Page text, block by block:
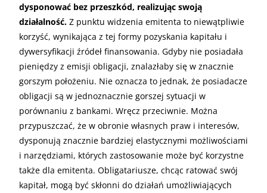
dysponować bez przeszkód, realizując swoją
działalność. Z punktu widzenia emitenta to niewątpliwie
korzyść, wynikająca z tej formy pozyskania kapitału i
dywersyfikacji źródeł finansowania. Gdyby nie posiadała
pieniędzy z emisji obligacji, znalazłaby się w znacznie
gorszym położeniu. Nie oznacza to jednak, że posiadacze
obligacji są w jednoznacznie gorszej sytuacji w
porównaniu z bankami. Wręcz przeciwnie. Można
przypuszczać, że w obronie własnych praw i interesów,
dysponują znacznie bardziej elastycznymi możliwościami
i narzędziami, których zastosowanie może być korzystne
także dla emitenta. Obligatariusze, chcąc ratować swój
kapitał, mogą być skłonni do działań umożliwiających